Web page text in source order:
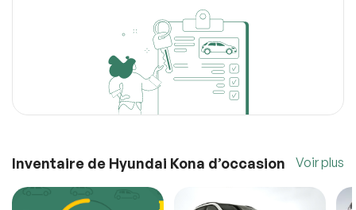
Inventaire de Hyundai Kona d’occasion Voir plus